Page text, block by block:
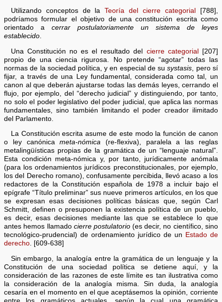
Utilizando conceptos de laTeoría del cierre categorial
[788],
podríamos formular el objetivo de una constitución escrita como
orientado acerrar postulatoriamente un sistema de leyes
establecido
Una Constitución no es el resultado del cierre categorial[207]
propio de una ciencia rigurosa. No pretende “agotar” todas las
normas de la sociedad política, y en especial de susystasis , pero sí
fijar, a través de una Ley fundamental, considerada como tal, un
canon al que deberán ajustarse todas las demás leyes, cerrando el
flujo, por ejemplo, del “derecho judicial” y distinguiendo, por tanto,
no solo el poder legislativo del poder judicial, que aplica las normas
fundamentales, sino también limitando el poder creador ilimitado
del Parlamento.
La Constitución escrita asume de este modo la función de canon
o ley canónicameta-nómica (re-flexiva), paralela a las reglas
metalingüísticas propias de la gramática de un “lenguaje natural”.
Esta condición meta-nómica y, por tanto, jurídicamente anómala
(para los ordenamientos jurídicos preconstitucionales, por ejemplo,
los del Derecho romano), confusamente percibida, llevó acaso a los
redactores de la Constitución española de 1978 a incluir bajo el
epígrafe “Título preliminar” sus nueve primeros artículos, en los que
se expresan esas decisiones políticas básicas que, según Carl
Schmitt, definen o presuponen la existencia política de un pueblo,
es decir, esas decisiones mediante las que se establece lo que
antes hemos llamado cierre postulatorio(es decir, no científico, sino
tecnológico-prudencial) de ordenamiento jurídico de un Estado de
derecho. [609-638]
Sin embargo, la analogía entre la gramática de un lenguaje y la
Constitución de una sociedad política se detiene aquí, y la
consideración de las razones de este límite es tan ilustrativa como
la consideración de la analogía misma. Sin duda, la analogía
cesaría en el momento en el que aceptásemos la opinión, corriente